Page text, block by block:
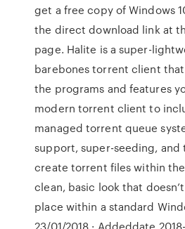
get a free copy of Windows
the direct download link at
page. Halite is a super-
barebones torrent client
the programs and features
modern torrent client to
managed torrent queue
support, super-seeding,
create torrent files within
clean, basic look that
place within a standard
23/01/2018 · Addeddate